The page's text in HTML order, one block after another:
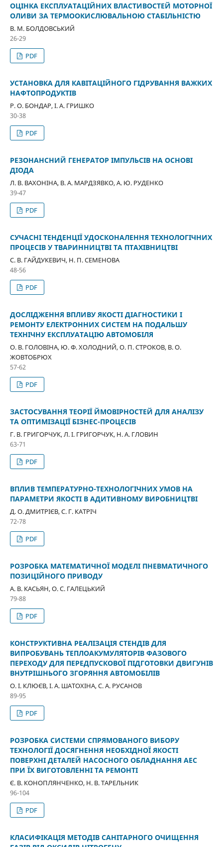
ОЦІНКА ЕКСПЛУАТАЦІЙНИХ ВЛАСТИВОСТЕЙ МОТОРНОЇ
ОЛИВИ ЗА ТЕРМООКИСЛЮВАЛЬНОЮ СТАБІЛЬНІСТЮ
В. М. БОЛДОВСЬКИЙ
26-29
PDF
УСТАНОВКА ДЛЯ КАВІТАЦІЙНОГО ГІДРУВАННЯ ВАЖКИХ
НАФТОПРОДУКТІВ
Р. О. БОНДАР, І. А. ГРИШКО
30-38
PDF
РЕЗОНАНСНИЙ ГЕНЕРАТОР ІМПУЛЬСІВ НА ОСНОВІ
ДІОДА
Л. В. ВАХОНІНА, В. А. МАРДЗЯВКО, А. Ю. РУДЕНКО
39-47
PDF
СУЧАСНІ ТЕНДЕНЦІЇ УДОСКОНАЛЕННЯ ТЕХНОЛОГІЧНИХ
ПРОЦЕСІВ У ТВАРИННИЦТВІ ТА ПТАХІВНИЦТВІ
С. В. ГАЙДУКЕВИЧ, Н. П. СЕМЕНОВА
48-56
PDF
ДОСЛІДЖЕННЯ ВПЛИВУ ЯКОСТІ ДІАГНОСТИКИ І
РЕМОНТУ ЕЛЕКТРОННИХ СИСТЕМ НА ПОДАЛЬШУ
ТЕХНІЧНУ ЕКСПЛУАТАЦІЮ АВТОМОБІЛЯ
О. В. ГОЛОВІНА, Ю. Ф. ХОЛОДНИЙ, О. П. СТРОКОВ, В. О.
ЖОВТОБРЮХ
57-62
PDF
ЗАСТОСУВАННЯ ТЕОРІЇ ЙМОВІРНОСТЕЙ ДЛЯ АНАЛІЗУ
ТА ОПТИМІЗАЦІЇ БІЗНЕС-ПРОЦЕСІВ
Г. В. ГРИГОРЧУК, Л. І. ГРИГОРЧУК, Н. А. ГЛОВИН
63-71
PDF
ВПЛИВ ТЕМПЕРАТУРНО-ТЕХНОЛОГІЧНИХ УМОВ НА
ПАРАМЕТРИ ЯКОСТІ В АДИТИВНОМУ ВИРОБНИЦТВІ
Д. О. ДМИТРІЄВ, С. Г. КАТРІЧ
72-78
PDF
РОЗРОБКА МАТЕМАТИЧНОЇ МОДЕЛІ ПНЕВМАТИЧНОГО
ПОЗИЦІЙНОГО ПРИВОДУ
А. В. КАСЬЯН, О. С. ГАЛЕЦЬКИЙ
79-88
PDF
КОНСТРУКТИВНА РЕАЛІЗАЦІЯ СТЕНДІВ ДЛЯ
ВИПРОБУВАНЬ ТЕПЛОАКУМУЛЯТОРІВ ФАЗОВОГО
ПЕРЕХОДУ ДЛЯ ПЕРЕДПУСКОВОЇ ПІДГОТОВКИ ДВИГУНІВ
ВНУТРІШНЬОГО ЗГОРЯННЯ АВТОМОБІЛІВ
О. І. КЛЮЄВ, І. А. ШАТОХІНА, С. А. РУСАНОВ
89-95
PDF
РОЗРОБКА СИСТЕМИ СПРЯМОВАНОГО ВИБОРУ
ТЕХНОЛОГІЇ ДОСЯГНЕННЯ НЕОБХІДНОЇ ЯКОСТІ
ПОВЕРХНІ ДЕТАЛЕЙ НАСОСНОГО ОБЛАДНАННЯ АЕС
ПРИ ЇХ ВИГОТОВЛЕННІ ТА РЕМОНТІ
Є. В. КОНОПЛЯНЧЕНКО, Н. В. ТАРЕЛЬНИК
96-104
PDF
КЛАСИФІКАЦІЯ МЕТОДІВ САНІТАРНОГО ОЧИЩЕННЯ